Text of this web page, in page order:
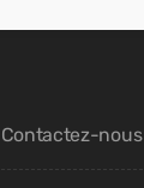
Contactez-nous